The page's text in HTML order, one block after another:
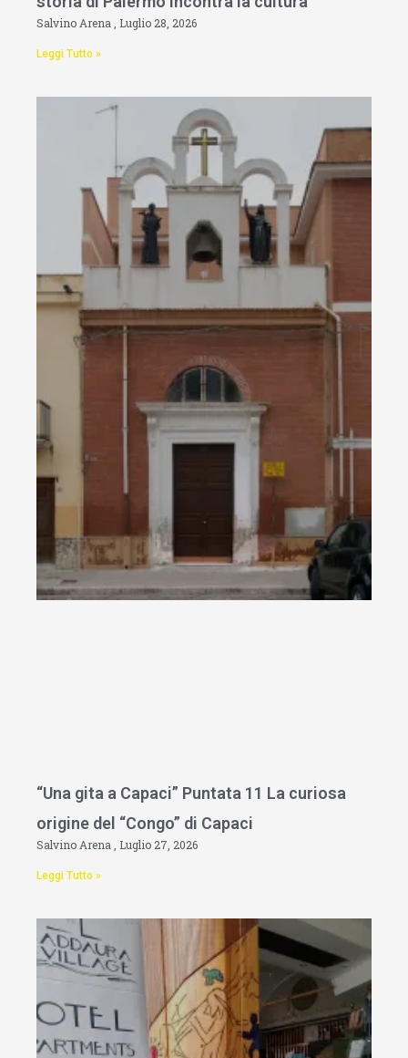
Salvino Arena Luglio 28, 2026
Leggi Tutto »
“Una gita a Capaci” Puntata 11 La curiosa
origine del “Congo” di Capaci
Salvino Arena Luglio 27, 2026
Leggi Tutto »